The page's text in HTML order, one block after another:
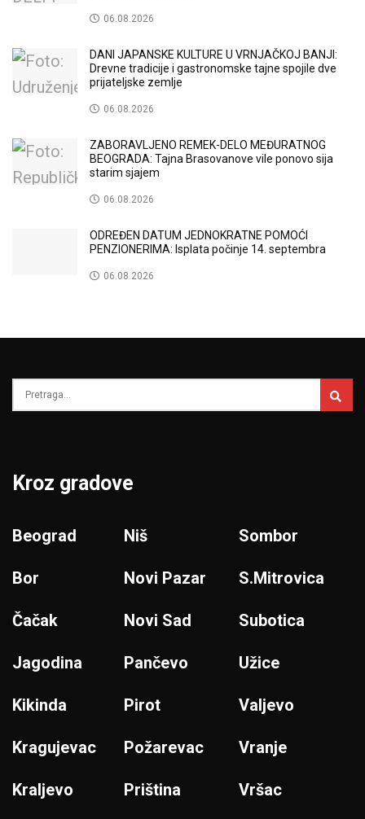
06.08.2026
DANI JAPANSKE KULTURE U VRNJAČKOJ BANJI:
Drevne tradicije i gastronomske tajne spojile dve
prijateljske zemlje
06.08.2026
ZABORAVLJENO REMEK-DELO MEĐURATNOG
BEOGRADA: Tajna Brasovanove vile ponovo sija
starim sjajem
06.08.2026
ODREĐEN DATUM JEDNOKRATNE POMOĆI
PENZIONERIMA: Isplata počinje 14. septembra
06.08.2026
Kroz gradove
Beograd
Bor
Čačak
Jagodina
Kikinda
Kragujevac
Kraljevo
Niš
Novi Pazar
Novi Sad
Pančevo
Pirot
Požarevac
Priština
Sombor
S.Mitrovica
Subotica
Užice
Valjevo
Vranje
Vršac